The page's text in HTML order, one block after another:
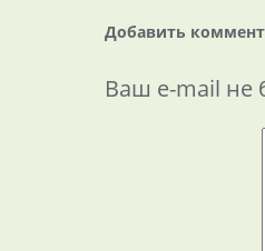
Добавить
Ваш e-mail не